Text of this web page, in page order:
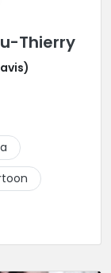
Thierry